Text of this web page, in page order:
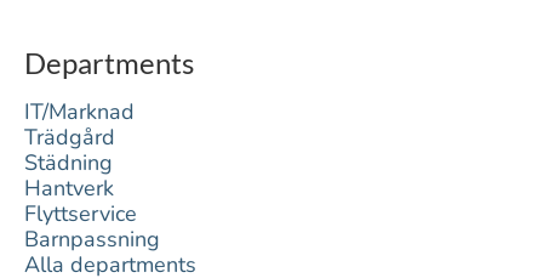
Departments
IT/Marknad
Trädgård
Städning
Hantverk
Flyttservice
Barnpassning
Alla departments